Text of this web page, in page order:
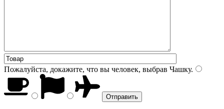
Пожалуйста, докажите, что вы человек, выбрав Чашку.